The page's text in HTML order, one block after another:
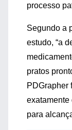
processo
Segundo a
estudo, “a
pratos
PDGrapher
exatamente
para